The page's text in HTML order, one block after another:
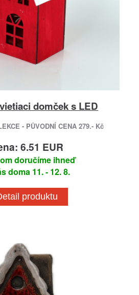
domček s LED
- PŮVODNÍ CENA 279.- Kč
6.51 EUR
doručíme ihneď
doma 11. - 12. 8.
produktu